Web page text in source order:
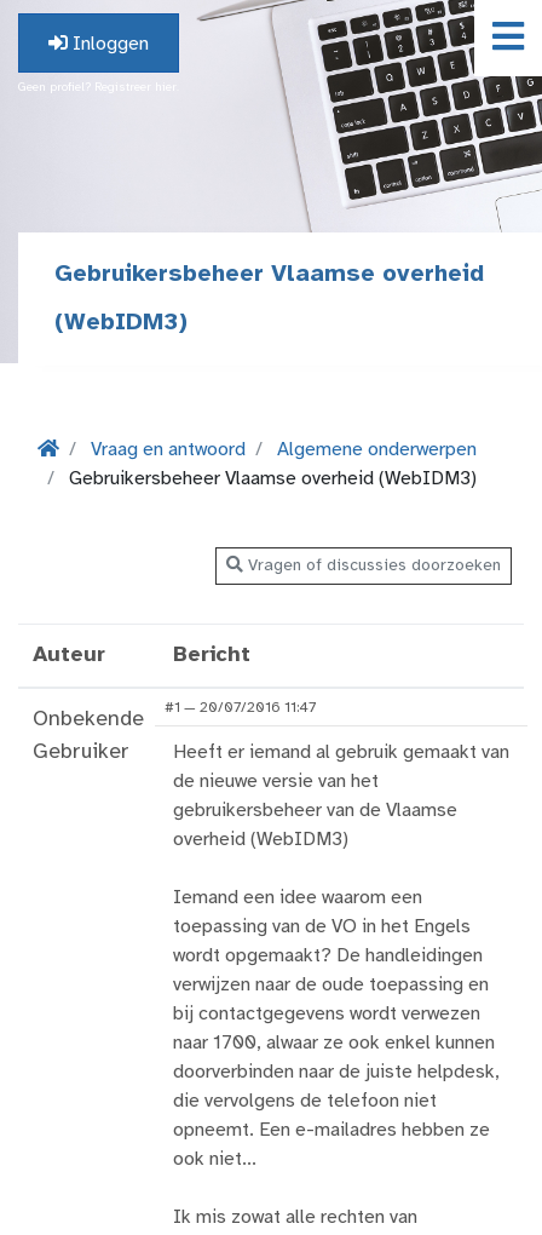
Inloggen
Geen profiel? Registreer hier.
Gebruikersbeheer Vlaamse overheid
(WebIDM3)
Vraag en antwoord
Algemene onderwerpen
Gebruikersbeheer Vlaamse overheid (WebIDM3)
Vragen of discussies doorzoeken
Auteur Bericht
Onbekende
Gebruiker
#1 — 20/07/2016 11:47
Heeft er iemand al gebruik gemaakt van
de nieuwe versie van het
gebruikersbeheer van de Vlaamse
overheid (WebIDM3)
Iemand een idee waarom een
toepassing van de VO in het Engels
wordt opgemaakt? De handleidingen
verwijzen naar de oude toepassing en
bij contactgegevens wordt verwezen
naar 1700, alwaar ze ook enkel kunnen
doorverbinden naar de juiste helpdesk,
die vervolgens de telefoon niet
opneemt. Een e-mailadres hebben ze
ook niet...
Ik mis zowat alle rechten van